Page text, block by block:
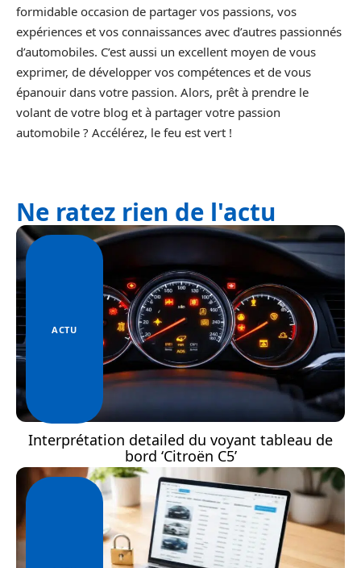
formidable occasion de partager vos passions, vos
expériences et vos connaissances avec d’autres passionnés
d’automobiles. C’est aussi un excellent moyen de vous
exprimer, de développer vos compétences et de vous
épanouir dans votre passion. Alors, prêt à prendre le
volant de votre blog et à partager votre passion
automobile ? Accélérez, le feu est vert !
Ne ratez rien de l'actu
ACTU
Interprétation detailed du voyant tableau de
bord ‘Citroën C5’